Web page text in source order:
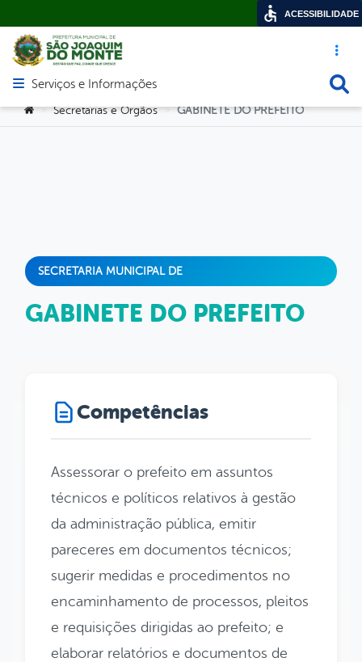
Acesso
Abrir menu principal de navegação
Serviços e Informações
Você está aqui:
> Secretarias e Orgãos > GABINETE DO PREFEITO
SECRETARIA MUNICIPAL DE
GABINETE DO PREFEITO
Competências
Assessorar o prefeito em assuntos
técnicos e políticos relativos à gestão
da administração pública, emitir
pareceres em documentos técnicos;
sugerir medidas e procedimentos no
encaminhamento de processos, pleitos
e requisições dirigidas ao prefeito; e
elaborar relatórios e documentos de
ACESSIBILIDADE